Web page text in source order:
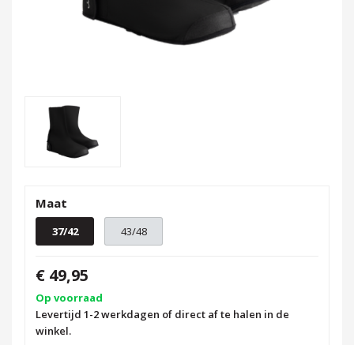
Maat
37/42 43/48
€ 49,95
Op voorraad
Levertijd 1-2 werkdagen of direct af te halen in de
winkel.